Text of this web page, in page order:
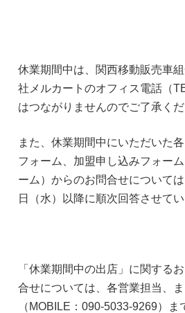
休業期間中は、関西移動販売車
社メルカートのオフィス電話（
はつながりませんのでご了承くだ
また、休業期間中にいただいた
フォーム、加盟申し込みフォー
ーム）からのお問合せについて
日（水）以降に順次回答させてい
「休業期間中の出店」に関する
合せについては、各営業担当、
（MOBILE：090-5033-9269）ま